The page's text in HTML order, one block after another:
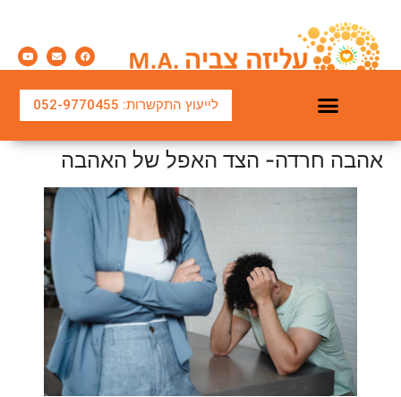
לייעוץ התקשרות: 052-9770455
אהבה חרדה- הצד האפל של האהבה